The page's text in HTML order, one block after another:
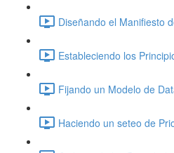
Diseñando el Manifiesto
Estableciendo los
Fijando un Modelo de
Haciendo un seteo de